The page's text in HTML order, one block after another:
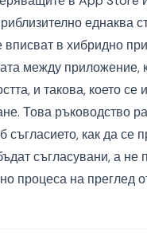
еднаква
вписват в хибридно
между приложение,
и такова, което
Това ръководство
съгласието, как да се
съгласувани, а
процеса на преглед